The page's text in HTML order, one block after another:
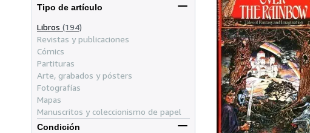
Tipo de artículo
Libros (194)
Revistas y publicaciones
Cómics
Partituras
Arte, grabados y pósters
Fotografías
Mapas
Manuscritos y coleccionismo de papel
Condición